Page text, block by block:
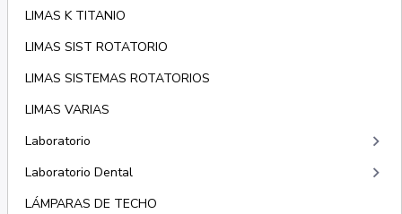
LIMAS K TITANIO
LIMAS SIST ROTATORIO
LIMAS SISTEMAS ROTATORIOS
LIMAS VARIAS
Laboratorio
keyboard_arrow_right
Laboratorio Dental keyboard_arrow_right
LÁMPARAS DE TECHO